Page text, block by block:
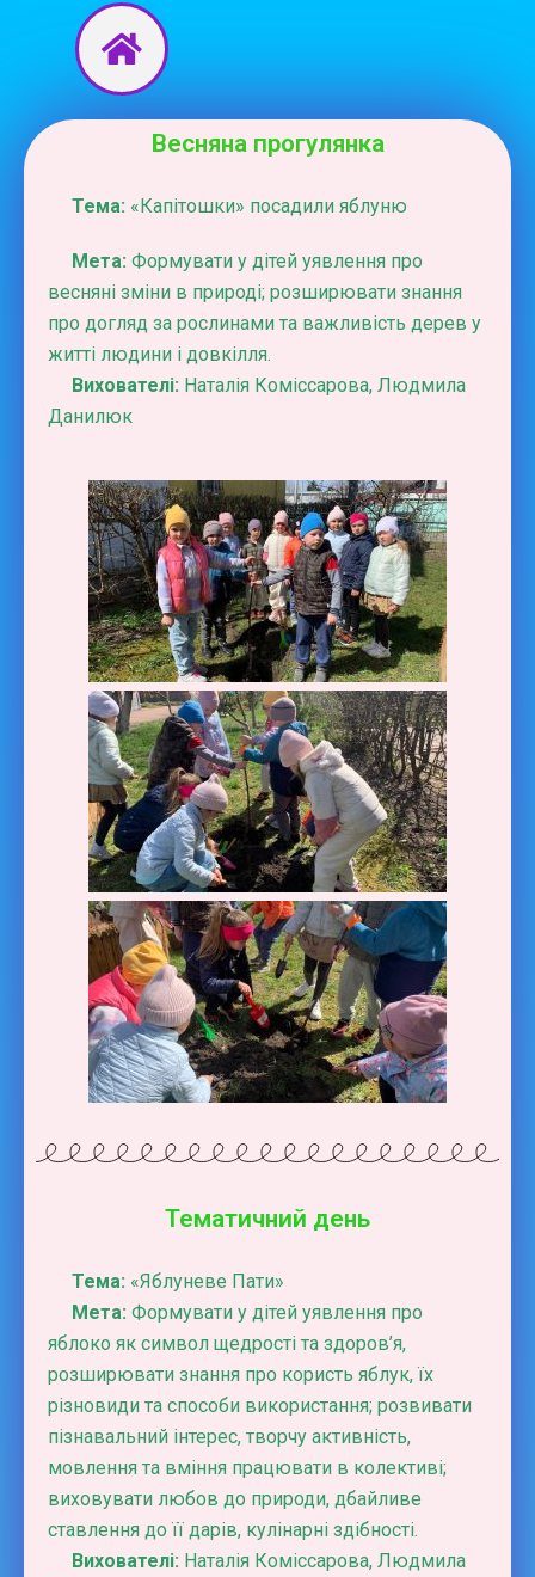
Перейти
Весняна прогулянка
Тема: «Капітошки» посадили яблуню
Мета: Формувати у дітей уявлення про
весняні зміни в природі; розширювати знання
про догляд за рослинами та важливість дерев у
житті людини і довкілля.
Вихователі: Наталія Коміссарова, Людмила
Данилюк
Тематичний день
Тема: «Яблуневе Пати»
Мета: Формувати у дітей уявлення про
яблоко як символ щедрості та здоров’я,
розширювати знання про користь яблук, їх
різновиди та способи використання; розвивати
пізнавальний інтерес, творчу активність,
мовлення та вміння працювати в колективі;
виховувати любов до природи, дбайливе
ставлення до її дарів, кулінарні здібності.
Вихователі: Наталія Коміссарова, Людмила